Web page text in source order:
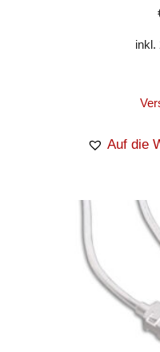
inkl.
Auf die